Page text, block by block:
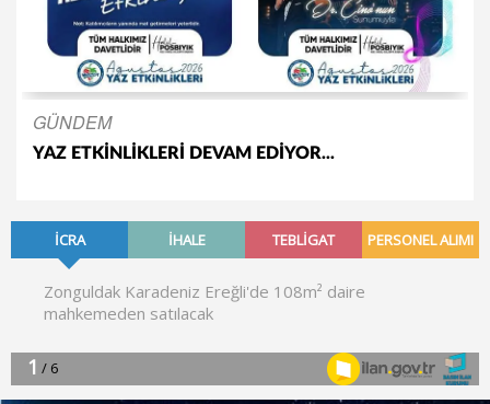
GÜNDEM
YAZ ETKİNLİKLERİ DEVAM EDİYOR...